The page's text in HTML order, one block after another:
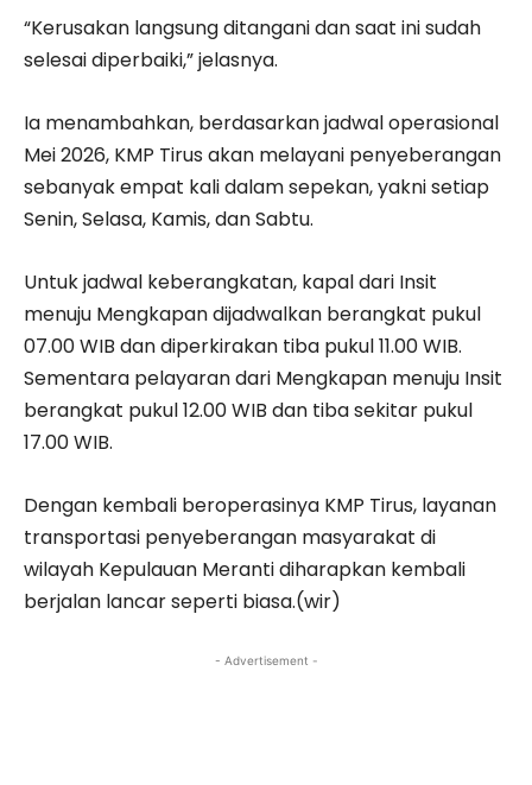
“Kerusakan langsung ditangani dan saat ini sudah
selesai diperbaiki,” jelasnya.
Ia menambahkan, berdasarkan jadwal operasional
Mei 2026, KMP Tirus akan melayani penyeberangan
sebanyak empat kali dalam sepekan, yakni setiap
Senin, Selasa, Kamis, dan Sabtu.
Untuk jadwal keberangkatan, kapal dari Insit
menuju Mengkapan dijadwalkan berangkat pukul
07.00 WIB dan diperkirakan tiba pukul 11.00 WIB.
Sementara pelayaran dari Mengkapan menuju Insit
berangkat pukul 12.00 WIB dan tiba sekitar pukul
17.00 WIB.
Dengan kembali beroperasinya KMP Tirus, layanan
transportasi penyeberangan masyarakat di
wilayah Kepulauan Meranti diharapkan kembali
berjalan lancar seperti biasa.(wir)
- Advertisement -